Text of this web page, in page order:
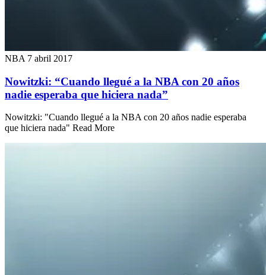
NBA 7 abril 2017
Nowitzki: “Cuando llegué a la NBA con 20 años
nadie esperaba que hiciera nada”
Nowitzki: "Cuando llegué a la NBA con 20 años nadie esperaba
que hiciera nada" Read More